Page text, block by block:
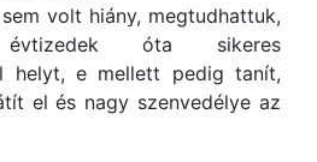
volt hiány, megtudhattuk,
óta sikeres
helyt, e mellett pedig tanít,
el és nagy szenvedélye az